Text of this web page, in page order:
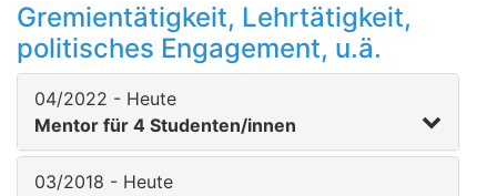
Gremientätigkeit, Lehrtätigkeit,
politisches Engagement, u.ä.
04/2022 - Heute
Mentor für 4 Studenten/innen
03/2018 - Heute